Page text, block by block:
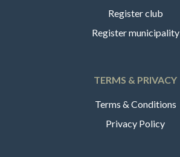
Register club
Register municipality
TERMS & PRIVACY
Terms & Conditions
Privacy Policy